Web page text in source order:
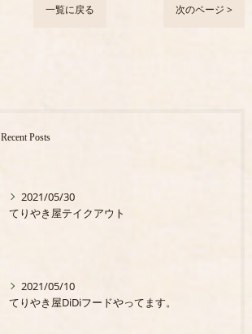
一覧に戻る 次のページ >
Recent Posts
2021/05/30
てりやき屋テイクアウト
2021/05/10
てりやき屋DiDiフードやってます。